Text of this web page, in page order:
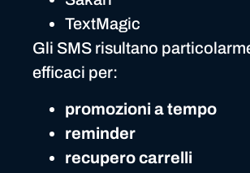
TextMagic
Gli SMS risultano
efficaci per:
promozioni a tempo
reminder
recupero carrelli